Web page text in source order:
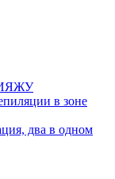
в зоне
два в одном